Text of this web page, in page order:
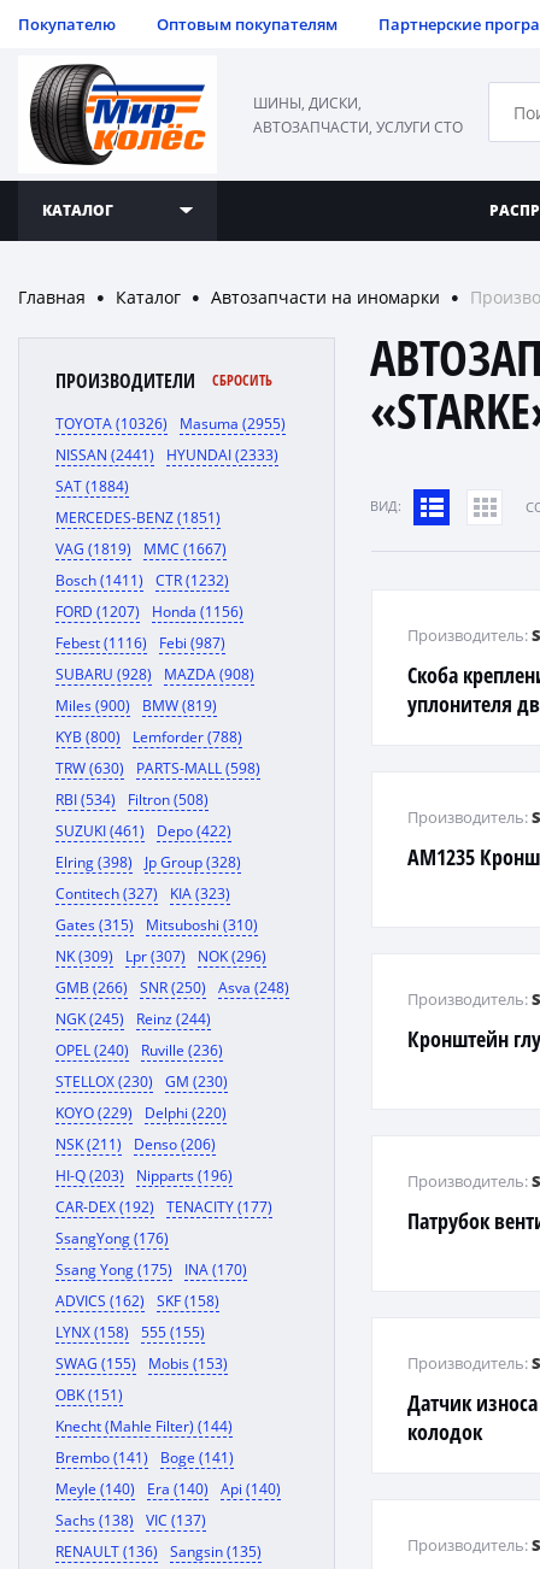
Покупателю Оптовым покупателям Партнерские
ШИНЫ, ДИСКИ,
АВТОЗАПЧАСТИ, УСЛУГИ СТО
КАТАЛОГ
Главная ● Каталог ● Автозапчасти на иномарки ●
ПРОИЗВОДИТЕЛИ СБРОСИТЬ
TOYOTA (10326)
Masuma (2955)
NISSAN (2441)
HYUNDAI (2333)
SAT (1884)
MERCEDES-BENZ (1851)
VAG (1819)
MMC (1667)
Bosch (1411)
CTR (1232)
FORD (1207)
Honda (1156)
Febest (1116)
Febi (987)
SUBARU (928)
MAZDA (908)
Miles (900)
BMW (819)
KYB (800)
Lemforder (788)
TRW (630)
PARTS-MALL (598)
RBI (534)
Filtron (508)
SUZUKI (461)
Depo (422)
Elring (398)
Jp Group (328)
Contitech (327)
KIA (323)
Gates (315)
Mitsuboshi (310)
NK (309)
Lpr (307)
NOK (296)
GMB (266)
SNR (250)
Asva (248)
NGK (245)
Reinz (244)
OPEL (240)
Ruville (236)
STELLOX (230)
GM (230)
KOYO (229)
Delphi (220)
NSK (211)
Denso (206)
HI-Q (203)
Nipparts (196)
CAR-DEX (192)
TENACITY (177)
SsangYong (176)
Ssang Yong (175)
INA (170)
ADVICS (162)
SKF (158)
LYNX (158)
555 (155)
SWAG (155)
Mobis (153)
OBK (151)
Knecht (Mahle Filter) (144)
Brembo (141)
Boge (141)
Meyle (140)
Era (140)
Api (140)
Sachs (138)
VIC (137)
RENAULT (136)
Sangsin (135)
ВИД:
Скоба
уплонителя
Производитель:
AM1235
Производитель:
Кронштейн
Производитель:
Патрубок
Производитель:
Датчик
колодок
Производитель:
Производитель: